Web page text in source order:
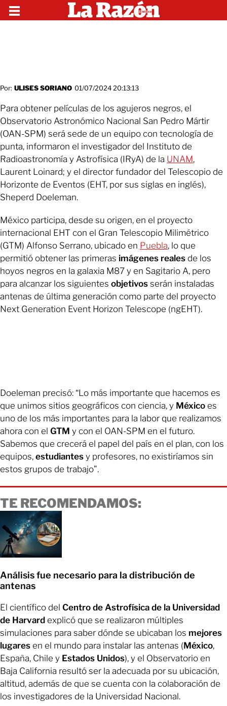
Por: ULISES SORIANO 01/07/2024 20:13:13
Para obtener películas de los agujeros negros, el
Observatorio Astronómico Nacional San Pedro Mártir
(OAN-SPM) será sede de un equipo con tecnología de
punta, informaron el investigador del Instituto de
Radioastronomía y Astrofísica (IRyA) de la UNAM,
Laurent Loinard; y el director fundador del Telescopio de
Horizonte de Eventos (EHT, por sus siglas en inglés),
Sheperd Doeleman.
México participa, desde su origen, en el proyecto
internacional EHT con el Gran Telescopio Milimétrico
(GTM) Alfonso Serrano, ubicado en Puebla, lo que
permitió obtener las primeras imágenes reales de los
hoyos negros en la galaxia M87 y en Sagitario A, pero
para alcanzar los siguientes objetivos serán instaladas
antenas de última generación como parte del proyecto
Next Generation Event Horizon Telescope (ngEHT).
Doeleman precisó: “Lo más importante que hacemos es
que unimos sitios geográficos con ciencia, y México es
uno de los más importantes para la labor que realizamos
ahora con el GTM y con el OAN-SPM en el futuro.
Sabemos que crecerá el papel del país en el plan, con los
equipos, estudiantes y profesores, no existiríamos sin
estos grupos de trabajo”.
TE RECOMENDAMOS:
Análisis fue necesario para la distribución de
antenas
El científico del Centro de Astrofísica de la Universidad
de Harvard explicó que se realizaron múltiples
simulaciones para saber dónde se ubicaban los mejores
lugares en el mundo para instalar las antenas (México,
España, Chile y Estados Unidos), y el Observatorio en
Baja California resultó ser la adecuada por su ubicación,
altitud, además de que se cuenta con la colaboración de
los investigadores de la Universidad Nacional.